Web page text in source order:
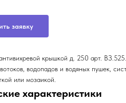
заявку
крышкой д. 250 арт.
водопадов и водяных пушек,
или мозаикой.
характеристики